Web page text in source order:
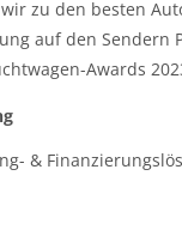
zu den besten
auf den Sendern
Awards
&